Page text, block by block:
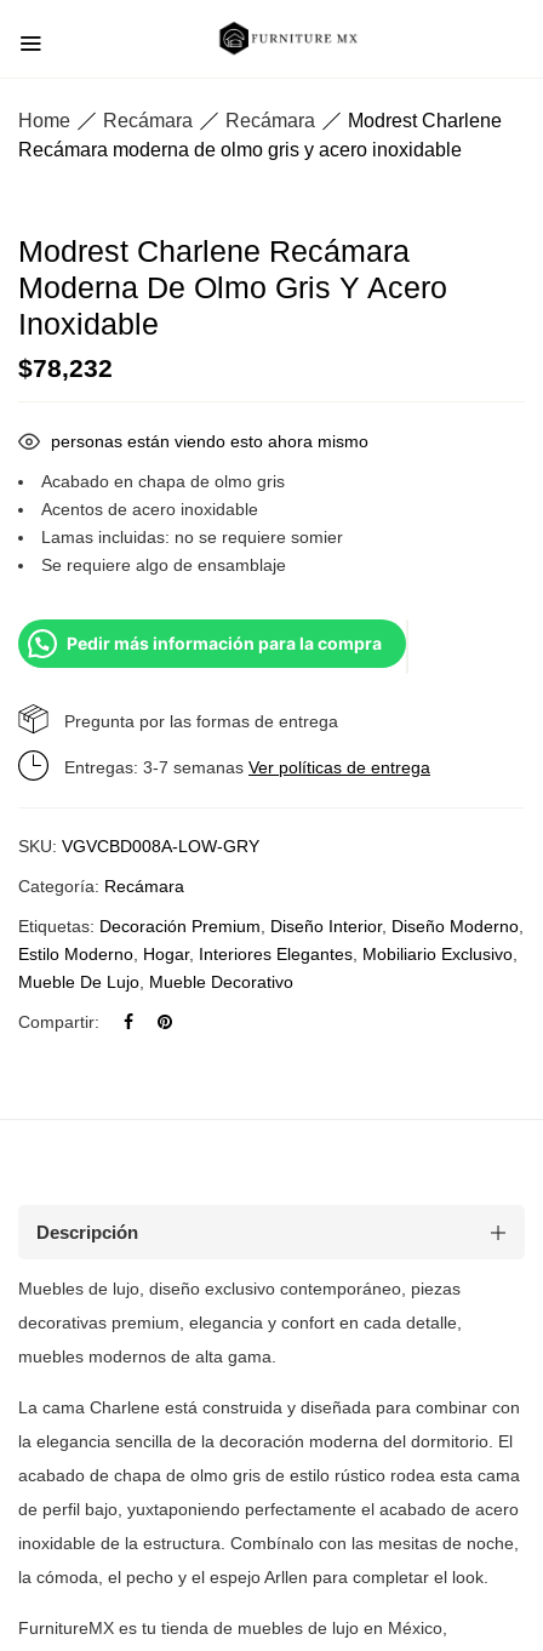
Home Recámara Recámara
Modrest Charlene
Recámara moderna de olmo gris y acero inoxidable
Modrest Charlene Recámara
Moderna De Olmo Gris Y Acero
Inoxidable
$78,232
personas están viendo esto ahora mismo
Acabado en chapa de olmo gris
Acentos de acero inoxidable
Lamas incluidas: no se requiere somier
Se requiere algo de ensamblaje
Pedir más información para la compra
Pregunta por las formas de entrega
Entregas: 3-7 semanas Ver políticas de entrega
SKU: VGVCBD008A-LOW-GRY
Categoría: Recámara
Etiquetas: Decoración Premium Diseño Interior, Diseño Moderno
Estilo Moderno Hogar, Interiores Elegantes Mobiliario Exclusivo
Mueble De Lujo Mueble Decorativo
Compartir:
Descripción
Muebles de lujo, diseño exclusivo contemporáneo, piezas
decorativas premium, elegancia y confort en cada detalle,
muebles modernos de alta gama.
La cama Charlene está construida y diseñada para combinar con
la elegancia sencilla de la decoración moderna del dormitorio. El
acabado de chapa de olmo gris de estilo rústico rodea esta cama
de perfil bajo, yuxtaponiendo perfectamente el acabado de acero
inoxidable de la estructura. Combínalo con las mesitas de noche,
la cómoda, el pecho y el espejo Arllen para completar el look.
FurnitureMX es tu tienda de muebles de lujo en México,